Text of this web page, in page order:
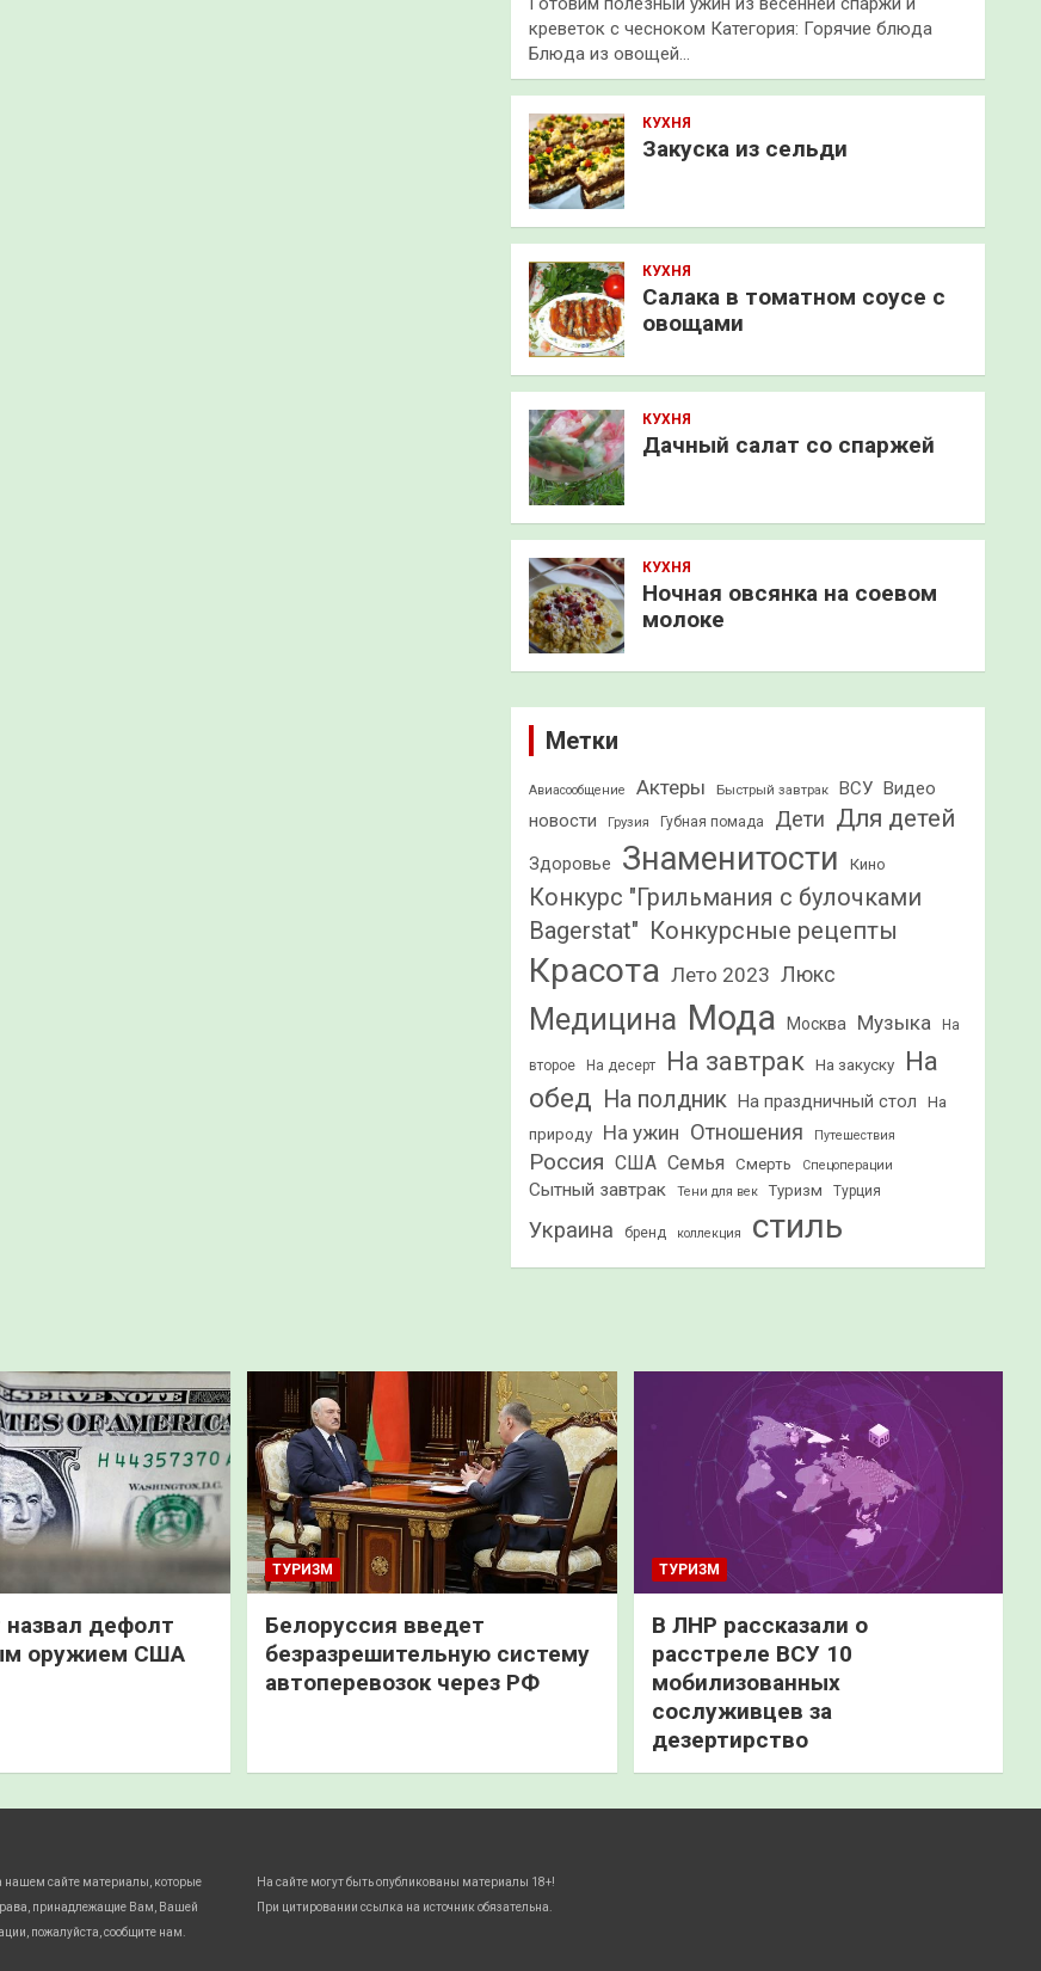
креветок с чесноком Категория: Горячие блюда
Блюда из овощей…
КУХНЯ
Закуска из сельди
КУХНЯ
Салака в томатном соусе с
овощами
КУХНЯ
Дачный салат со спаржей
КУХНЯ
Ночная овсянка на соевом
молоке
Метки
Авиасообщение Актеры Быстрый завтрак ВСУ Видео
новости
Грузия Губная помада Дети Для детей
Здоровье Знаменитости Кино
Конкурс "Грильмания с булочками
Bagerstat" Конкурсные рецепты
Красота Лето 2023 Люкс
Медицина Мода Москва Музыка На
второе На десерт На завтрак На закуску
На
обед На полдник На праздничный стол
На
природу
На ужин Отношения Путешествия
Россия США Семья Смерть Спецоперации
Сытный завтрак Тени для век Туризм Турция
Украина бренд коллекция стиль
дефолт
оружием США
ТУРИЗМ
Белоруссия введет
безразрешительную систему
автоперевозок через РФ
ТУРИЗМ
В ЛНР рассказали о
расстреле ВСУ 10
мобилизованных
сослуживцев за
дезертирство
нашем сайте материалы, которые
принадлежащие Вам, Вашей
пожалуйста, сообщите нам.
На сайте могут быть опубликованы материалы 18+!
При цитировании ссылка на источник обязательна.